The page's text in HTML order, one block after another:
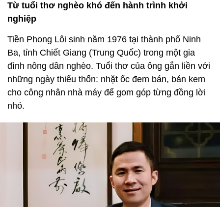
Từ tuổi thơ nghèo khó đến hành trình khởi
nghiệp
Tiền Phong Lôi sinh năm 1976 tại thành phố Ninh
Ba, tỉnh Chiết Giang (Trung Quốc) trong một gia
đình nông dân nghèo. Tuổi thơ của ông gắn liền với
những ngày thiếu thốn: nhặt ốc đem bán, bán kem
cho công nhân nhà máy để gom góp từng đồng lời
nhỏ.